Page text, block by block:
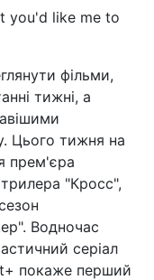
you'd like me to
фільми,
тижні, а
Цього тижня на
прем'єра
"Кросс",
Водночас
серіал
покаже перший